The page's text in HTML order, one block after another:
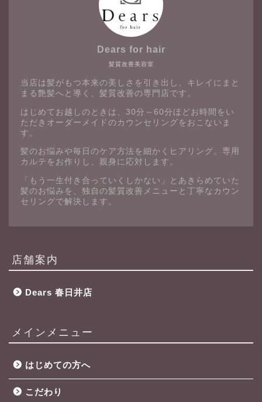
髪質改善美容室
Dears for hair
当店は髪がもつ本来の美しさを引き出し、キレイにまと
まる艶髪へと導く、髪質改善の専門店です。
はじめてお越しのときは、30分～60分ほどお時間をい
ただきオーダーメイドのカウンセリングをおこないま
す。
髪のお悩みや毎日のケア方法を細かくヒアリング。専用
カルテをお作りし、親身に応対します。
「もう一生付き合っていくしかない」とあきらめていた
髪のお悩みを、独自の髪質改善メニューと丁寧なカウン
セリングで解決します。
店舗案内
Dears 春日井店
メインメニュー
はじめての方へ
こだわり